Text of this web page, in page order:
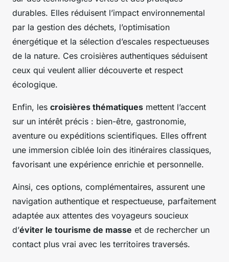
durables. Elles réduisent l’impact environnemental
par la gestion des déchets, l’optimisation
énergétique et la sélection d’escales respectueuses
de la nature. Ces croisières authentiques séduisent
ceux qui veulent allier découverte et respect
écologique.
Enfin, les croisières thématiques mettent l’accent
sur un intérêt précis : bien-être, gastronomie,
aventure ou expéditions scientifiques. Elles offrent
une immersion ciblée loin des itinéraires classiques,
favorisant une expérience enrichie et personnelle.
Ainsi, ces options, complémentaires, assurent une
navigation authentique et respectueuse, parfaitement
adaptée aux attentes des voyageurs soucieux
d’éviter le tourisme de masse et de rechercher un
contact plus vrai avec les territoires traversés.